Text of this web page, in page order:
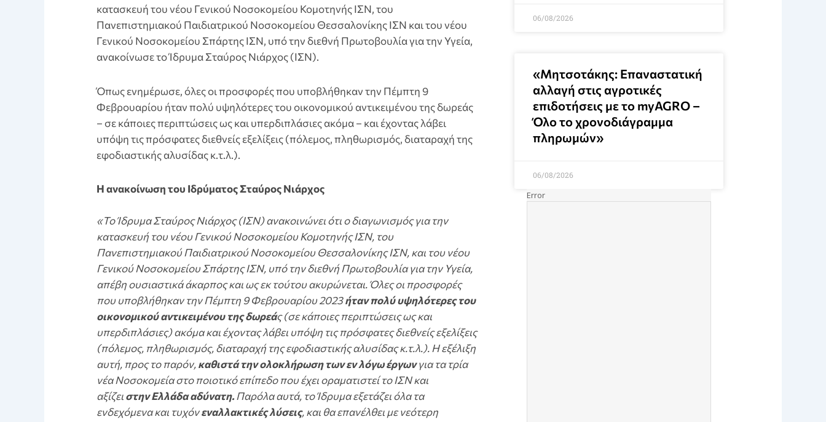
κατασκευή του νέου Γενικού Νοσοκομείου Κομοτηνής ΙΣΝ, του
Πανεπιστημιακού Παιδιατρικού Νοσοκομείου Θεσσαλονίκης ΙΣΝ και του νέου
Γενικού Νοσοκομείου Σπάρτης ΙΣΝ, υπό την διεθνή Πρωτοβουλία για την Υγεία,
ανακοίνωσε το Ίδρυμα Σταύρος Νιάρχος (ΙΣΝ).
Όπως ενημέρωσε, όλες οι προσφορές που υποβλήθηκαν την Πέμπτη 9
Φεβρουαρίου ήταν πολύ υψηλότερες του οικονομικού αντικειμένου της δωρεάς
– σε κάποιες περιπτώσεις ως και υπερδιπλάσιες ακόμα – και έχοντας λάβει
υπόψη τις πρόσφατες διεθνείς εξελίξεις (πόλεμος, πληθωρισμός, διαταραχή της
εφοδιαστικής αλυσίδας κ.τ.λ.).
Η ανακοίνωση του Ιδρύματος Σταύρος Νιάρχος
«Το Ίδρυμα Σταύρος Νιάρχος (ΙΣΝ) ανακοινώνει ότι ο διαγωνισμός για την
κατασκευή του νέου Γενικού Νοσοκομείου Κομοτηνής ΙΣΝ, του
Πανεπιστημιακού Παιδιατρικού Νοσοκομείου Θεσσαλονίκης ΙΣΝ, και του νέου
Γενικού Νοσοκομείου Σπάρτης ΙΣΝ, υπό την διεθνή Πρωτοβουλία για την Υγεία,
απέβη ουσιαστικά άκαρπος και ως εκ τούτου ακυρώνεται. Όλες οι προσφορές
που υποβλήθηκαν την Πέμπτη 9 Φεβρουαρίου 2023ήταν πολύ υψηλότερες του
οικονομικού αντικειμένου της δωρεάς (σε κάποιες περιπτώσεις ως και
υπερδιπλάσιες) ακόμα και έχοντας λάβει υπόψη τις πρόσφατες διεθνείς εξελίξεις
(πόλεμος, πληθωρισμός, διαταραχή της εφοδιαστικής αλυσίδας κ.τ.λ.). Η εξέλιξη
αυτή, προς το παρόν,καθιστά την ολοκλήρωση των εν λόγω έργωνγια τα τρία
νέα Νοσοκομεία στο ποιοτικό επίπεδο που έχει οραματιστεί το ΙΣΝ και
αξίζειστην Ελλάδα αδύνατη.Παρόλα αυτά, το Ίδρυμα εξετάζει όλα τα
ενδεχόμενα και τυχόνεναλλακτικές λύσεις, και θα επανέλθει με νεότερη
06/08/2026
«Μητσοτάκης: Επαναστατική
αλλαγή στις αγροτικές
επιδοτήσεις με το myAGRO –
Όλο το χρονοδιάγραμμα
πληρωμών»
06/08/2026